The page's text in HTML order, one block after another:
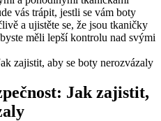
vás trápit, ⁢jestli se vám boty
a ujistěte se, že jsou tkaničky
měli lepší kontrolu nad svými
Jak zajistit,